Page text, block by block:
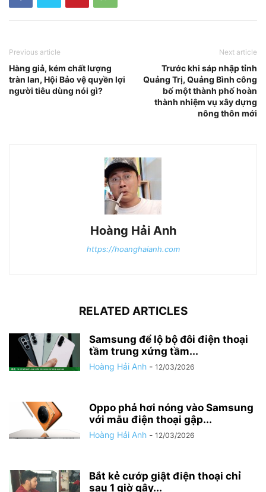
Previous article
Hàng giả, kém chất lượng
tràn lan, Hội Bảo vệ quyền lợi
người tiêu dùng nói gì?
Next article
Trước khi sáp nhập tỉnh
Quảng Trị, Quảng Bình công
bố một thành phố hoàn
thành nhiệm vụ xây dựng
nông thôn mới
Hoàng Hải Anh
https://hoanghaianh.com
RELATED ARTICLES
Samsung để lộ bộ đôi điện thoại
tầm trung xứng tầm...
Hoàng Hải Anh - 12/03/2026
Oppo phả hơi nóng vào Samsung
với mẫu điện thoại gập...
Hoàng Hải Anh - 12/03/2026
Bắt kẻ cướp giật điện thoại chỉ
sau 1 giờ gây...